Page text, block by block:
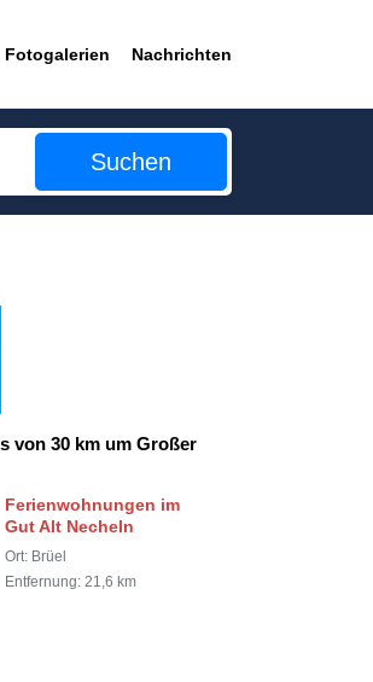
Fotogalerien Nachrichten
Suchen
von 30 km um Großer
Ferienwohnungen im
Gut Alt Necheln
Ort: Brüel
Entfernung: 21,6 km